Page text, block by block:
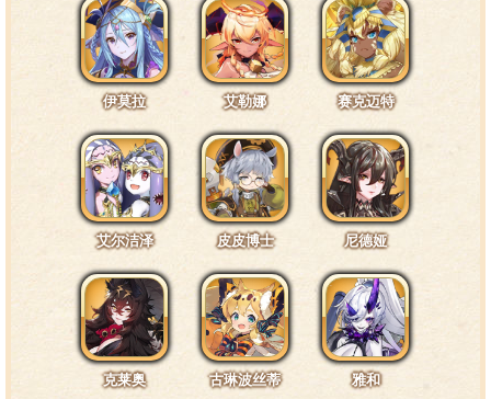
互动台词2·面部1
……嗯？剧团长，我的脸上粘着什么吗？
互动台词3·口袋1
唔……背包满了，口袋也快塞不下了……怎么办呢？
互动台词4·身体1
啊，别，我身上带了不少有些危险的部件……随便乱
伊莫拉 艾勒娜 赛克迈特
艾尔洁泽 皮皮博士 尼德娅
克莱奥 古琳波丝蒂 雅和